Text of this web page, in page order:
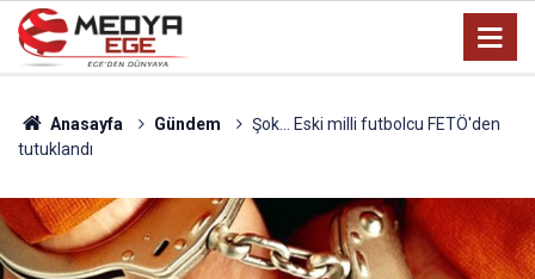
Anasayfa Gündem
Şok... Eski milli futbolcu FETÖ'den
tutuklandı